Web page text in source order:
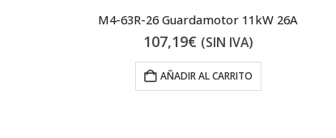
M4-63R-26 Guardamotor 11kW 26A
107,19€ (SIN IVA)
AÑADIR AL CARRITO